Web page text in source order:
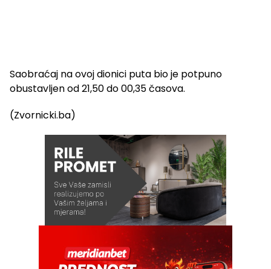
Saobraćaj na ovoj dionici puta bio je potpuno
obustavljen od 21,50 do 00,35 časova.
(Zvornicki.ba)